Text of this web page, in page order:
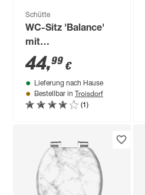
Schütte
WC-Sitz 'Balance'
mit
Absenkautomatik
Holzkern
44,99 €
Lieferung nach Hause
Bestellbar in Troisdorf
(1)